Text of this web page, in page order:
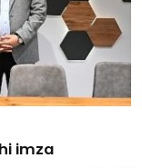
imza